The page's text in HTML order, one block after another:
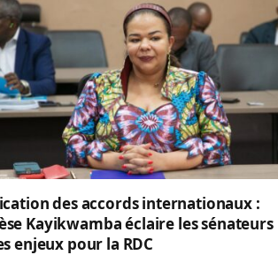
des accords internationaux :
Kayikwamba éclaire les sénateurs
enjeux pour la RDC